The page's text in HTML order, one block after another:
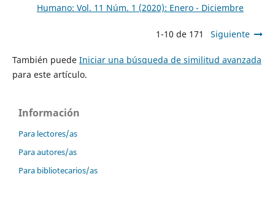
Humano: Vol. 11 Núm. 1 (2020): Enero - Diciembre
1-10 de 171 Siguiente
También puede Iniciar una búsqueda de similitud avanzada
para este artículo.
Información
Para lectores/as
Para autores/as
Para bibliotecarios/as